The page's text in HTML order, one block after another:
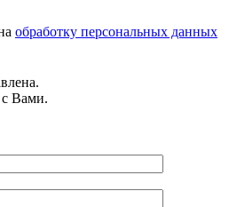
обработку персональных данных
Вами.